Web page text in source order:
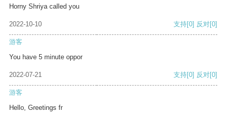
Horny Shriya called you
2022-10-10 支持[0] 反对[0]
游客
You have 5 minute oppor
2022-07-21 支持[0] 反对[0]
游客
Hello, Greetings fr